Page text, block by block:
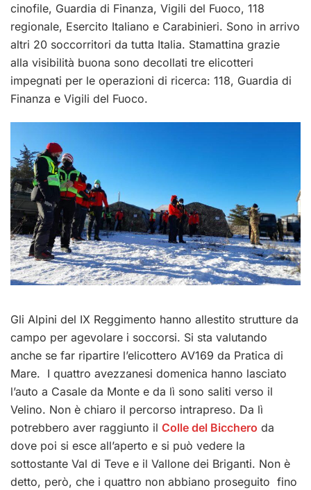
cinofile, Guardia di Finanza, Vigili del Fuoco, 118
regionale, Esercito Italiano e Carabinieri. Sono in arrivo
altri 20 soccorritori da tutta Italia. Stamattina grazie
alla visibilità buona sono decollati tre elicotteri
impegnati per le operazioni di ricerca: 118, Guardia di
Finanza e Vigili del Fuoco.
Gli Alpini del IX Reggimento hanno allestito strutture da
campo per agevolare i soccorsi. Si sta valutando
anche se far ripartire l’elicottero AV169 da Pratica di
Mare. I quattro avezzanesi domenica hanno lasciato
l’auto a Casale da Monte e da lì sono saliti verso il
Velino. Non è chiaro il percorso intrapreso. Da lì
potrebbero aver raggiunto il Colle del Bicchero da
dove poi si esce all’aperto e si può vedere la
sottostante Val di Teve e il Vallone dei Briganti. Non è
detto, però, che i quattro non abbiano proseguito fino